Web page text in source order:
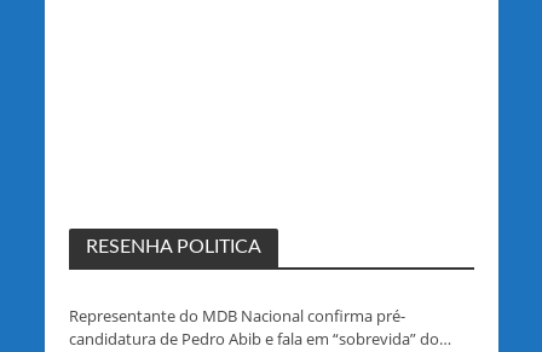
RESENHA POLITICA
Representante do MDB Nacional confirma pré-
candidatura de Pedro Abib e fala em “sobrevida” do